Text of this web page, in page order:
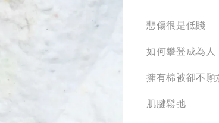
悲傷很是低賤
如何攀登成為人
擁有棉被卻不願
肌腱鬆弛